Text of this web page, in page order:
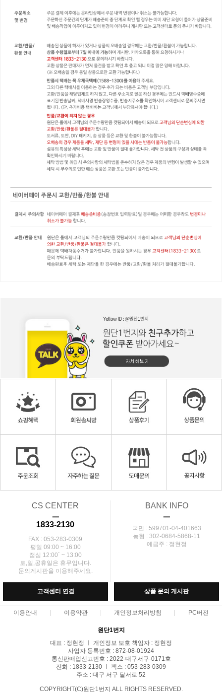
CS CENTER
ㅡ
1833-2130
FAX : 053-283-0309
평일 09:00 ~ 16:00
점심 12:00` ~ 13:00
토,일,공휴일은 휴무입니다.
문의게시판을 이용해주세요.
BANK INFO
ㅡ
국민 : 599701-04-401663
농협 : 302-0684-5868-11
예금주 : 정현정
고객센터 연결 상품 문의 게시판
이용안내 이용약관 개인정보처리방침 PC버전
원단1번지
대표 : 정현정 ㅣ 개인정보 보호 책임자 : 정현정
사업자 등록번호 : 872-08-01924
통신판매업신고번호 : 2022-대구서구-0171호
전화 : 1833-2130 ㅣ 팩스 : 053-283-0309
주소 : 대구 서구 달서로 52
COPYRIGHT(C)원단1번지 ALL RIGHTS RESERVED.